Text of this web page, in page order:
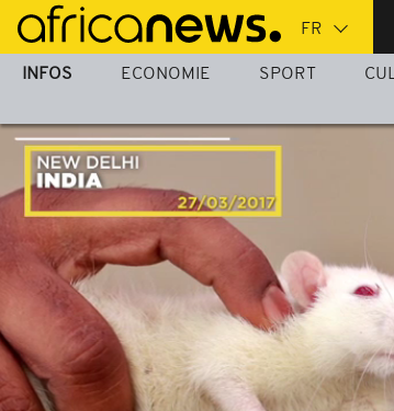
Passer
au
contenu
INFOS ECONOMIE SPORT